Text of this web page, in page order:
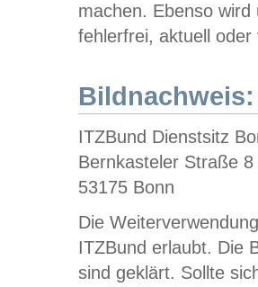
machen. Ebenso
fehlerfrei, aktuell oder
Bildnachweis:
ITZBund Dienstsitz
Bernkasteler Straße 8
53175 Bonn
Die
ITZBund erlaubt. Die
sind geklärt. Sollte